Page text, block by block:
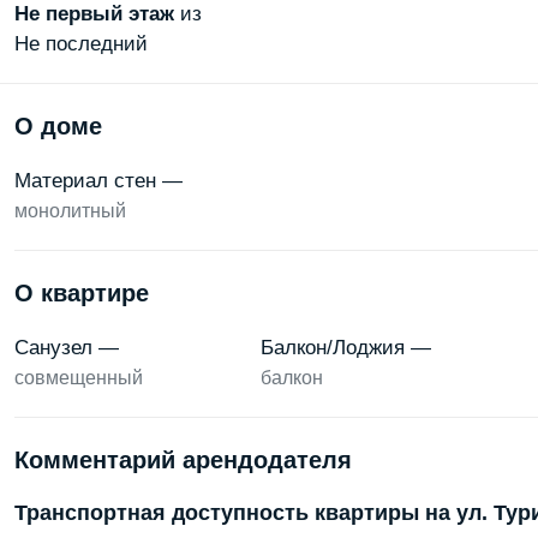
Не первый этаж из
Не последний
О доме
Материал стен —
монолитный
О квартире
Санузел —
совмещенный
Балкон/Лоджия —
балкон
Комментарий арендодателя
Транспортная доступность квартиры на ул.